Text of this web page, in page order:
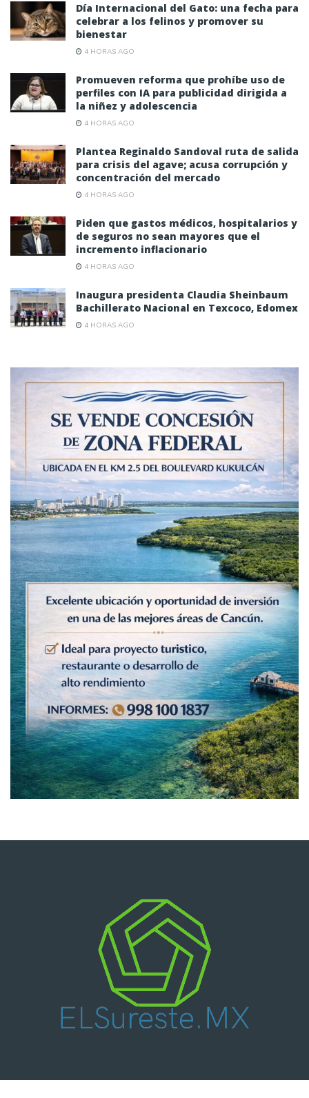
Día Internacional del Gato: una fecha para
celebrar a los felinos y promover su
bienestar
4 HORAS AGO
Promueven reforma que prohíbe uso de
perfiles con IA para publicidad dirigida a
la niñez y adolescencia
4 HORAS AGO
Plantea Reginaldo Sandoval ruta de salida
para crisis del agave; acusa corrupción y
concentración del mercado
4 HORAS AGO
Piden que gastos médicos, hospitalarios y
de seguros no sean mayores que el
incremento inflacionario
4 HORAS AGO
Inaugura presidenta Claudia Sheinbaum
Bachillerato Nacional en Texcoco, Edomex
4 HORAS AGO